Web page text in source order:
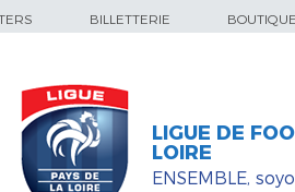
BILLETTERIE BOUTIQUE
LIGUE DE
LOIRE
ENSEMBLE,